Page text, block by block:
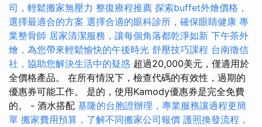
司，輕鬆搬家無壓力 整復療程推薦 探索buffet外燴價格，
選擇最適合的方案 選擇合適的眼科診所，確保眼睛健康 專
業整骨師 居家清潔服務，讓每個角落都乾淨如新 下午茶外
燴，為您帶來輕鬆愉快的午後時光 舒壓技巧課程 台南徵信
社，協助您解決生活中的疑惑 超過20,000美元，僅適用於
全價格產品。 在所有情況下，檢查代碼的有效性，過期的
優惠券可能工作。 是的，使用Kamody優惠券是完全免費
的。 - 酒水搭配 基隆的台胞證辦理，專業服務讓過程更簡
單 搬家費用預算，了解不同搬家公司報價 護照換發流程，